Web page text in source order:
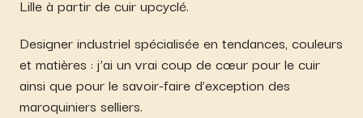
Lille à partir de cuir upcyclé.
Designer industriel spécialisée en tendances, couleurs
et matières : j’ai un vrai coup de cœur pour le cuir
ainsi que pour le savoir-faire d’exception des
maroquiniers selliers.